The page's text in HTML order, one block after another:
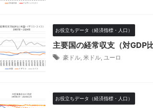
お役立ちデータ（経済指標・人口）
主要国の経常収支（対GDP
豪ドル, 米ドル, ユーロ
お役立ちデータ（経済指標・人口）